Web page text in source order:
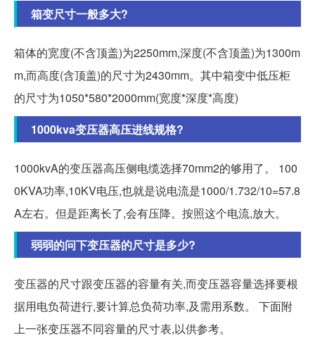
箱变尺寸一般多大?
箱体的宽度(不含顶盖)为2250mm,深度(不含顶盖)为1300m
m,而高度(含顶盖)的尺寸为2430mm。其中箱变中低压柜
的尺寸为1050*580*2000mm(宽度*深度*高度)
1000kva变压器高压进线规格?
1000kvA的变压器高压侧电缆选择70mm2的够用了。 100
0KVA功率,10KV电压,也就是说电流是1000/1.732/10=57.8
A左右。但是距离长了,会有压降。按照这个电流,放大。
弱弱的问下变压器的尺寸是多少?
变压器的尺寸跟变压器的容量有关,而变压器容量选择要根
据用电负荷进行,要计算总负荷功率,及需用系数。 下面附
上一张变压器不同容量的尺寸表,以供参考。